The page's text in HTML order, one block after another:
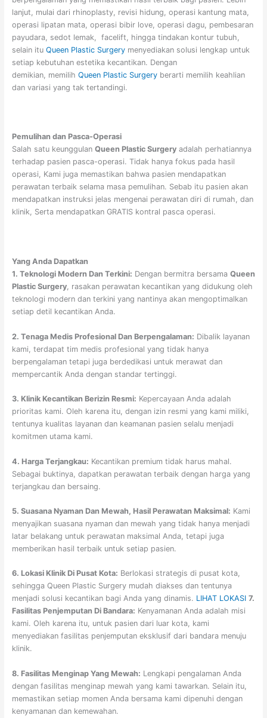
lanjut, mulai dari rhinoplasty, revisi hidung, operasi kantung mata,
operasi lipatan mata, operasi bibir love, operasi dagu, pembesaran
payudara, sedot lemak, facelift, hingga tindakan kontur tubuh,
selain itu Queen Plastic Surgerymenyediakan solusi lengkap untuk
setiap kebutuhan estetika kecantikan. Dengan
demikian, memilih Queen Plastic Surgeryberarti memilih keahlian
dan variasi yang tak tertandingi.
Pemulihan dan Pasca-Operasi
Salah satu keunggulan Queen Plastic Surgeryadalah perhatiannya
terhadap pasien pasca-operasi. Tidak hanya fokus pada hasil
operasi, Kami juga memastikan bahwa pasien mendapatkan
perawatan terbaik selama masa pemulihan. Sebab itu pasien akan
mendapatkan instruksi jelas mengenai perawatan diri di rumah, dan
klinik, Serta mendapatkan GRATIS kontral pasca operasi.
Yang Anda Dapatkan
1. Teknologi Modern Dan Terkini: Dengan bermitra bersama Queen
Plastic Surgery, rasakan perawatan kecantikan yang didukung oleh
teknologi modern dan terkini yang nantinya akan mengoptimalkan
setiap detil kecantikan Anda.
2. Tenaga Medis Profesional Dan Berpengalaman: Dibalik layanan
kami, terdapat tim medis profesional yang tidak hanya
berpengalaman tetapi juga berdedikasi untuk merawat dan
mempercantik Anda dengan standar tertinggi.
3. Klinik Kecantikan Berizin Resmi: Kepercayaan Anda adalah
prioritas kami. Oleh karena itu, dengan izin resmi yang kami miliki,
tentunya kualitas layanan dan keamanan pasien selalu menjadi
komitmen utama kami.
4. Harga Terjangkau: Kecantikan premium tidak harus mahal.
Sebagai buktinya, dapatkan perawatan terbaik dengan harga yang
terjangkau dan bersaing.
5. Suasana Nyaman Dan Mewah, Hasil Perawatan Maksimal: Kami
menyajikan suasana nyaman dan mewah yang tidak hanya menjadi
latar belakang untuk perawatan maksimal Anda, tetapi juga
memberikan hasil terbaik untuk setiap pasien.
6. Lokasi Klinik Di Pusat Kota: Berlokasi strategis di pusat kota,
sehingga Queen Plastic Surgery mudah diakses dan tentunya
menjadi solusi kecantikan bagi Anda yang dinamis. LIHAT LOKASI 7.
Fasilitas Penjemputan Di Bandara: Kenyamanan Anda adalah misi
kami. Oleh karena itu, untuk pasien dari luar kota, kami
menyediakan fasilitas penjemputan eksklusif dari bandara menuju
klinik.
8. Fasilitas Menginap Yang Mewah: Lengkapi pengalaman Anda
dengan fasilitas menginap mewah yang kami tawarkan. Selain itu,
memastikan setiap momen Anda bersama kami dipenuhi dengan
kenyamanan dan kemewahan.